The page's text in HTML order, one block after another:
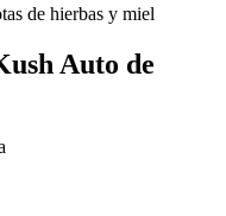
de hierbas y miel
Auto de